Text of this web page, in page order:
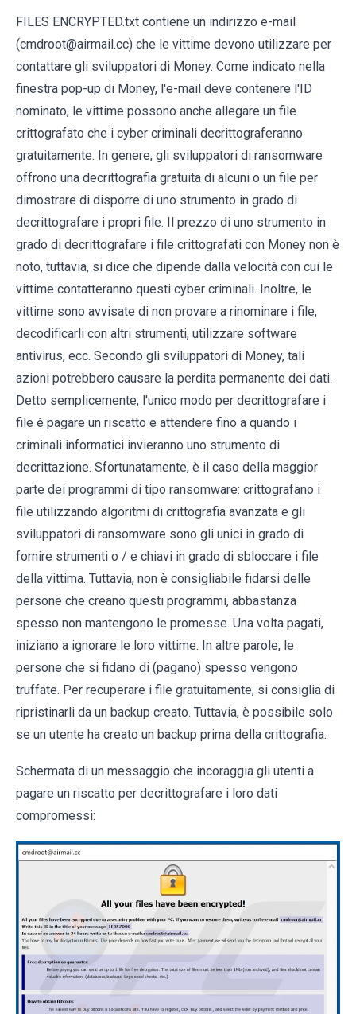
FILES ENCRYPTED.txt contiene un indirizzo e-mail
(cmdroot@airmail.cc) che le vittime devono utilizzare per
contattare gli sviluppatori di Money. Come indicato nella
finestra pop-up di Money, l'e-mail deve contenere l'ID
nominato, le vittime possono anche allegare un file
crittografato che i cyber criminali decrittograferanno
gratuitamente. In genere, gli sviluppatori di ransomware
offrono una decrittografia gratuita di alcuni o un file per
dimostrare di disporre di uno strumento in grado di
decrittografare i propri file. Il prezzo di uno strumento in
grado di decrittografare i file crittografati con Money non è
noto, tuttavia, si dice che dipende dalla velocità con cui le
vittime contatteranno questi cyber criminali. Inoltre, le
vittime sono avvisate di non provare a rinominare i file,
decodificarli con altri strumenti, utilizzare software
antivirus, ecc. Secondo gli sviluppatori di Money, tali
azioni potrebbero causare la perdita permanente dei dati.
Detto semplicemente, l'unico modo per decrittografare i
file è pagare un riscatto e attendere fino a quando i
criminali informatici invieranno uno strumento di
decrittazione. Sfortunatamente, è il caso della maggior
parte dei programmi di tipo ransomware: crittografano i
file utilizzando algoritmi di crittografia avanzata e gli
sviluppatori di ransomware sono gli unici in grado di
fornire strumenti o / e chiavi in ​​grado di sbloccare i file
della vittima. Tuttavia, non è consigliabile fidarsi delle
persone che creano questi programmi, abbastanza
spesso non mantengono le promesse. Una volta pagati,
iniziano a ignorare le loro vittime. In altre parole, le
persone che si fidano di (pagano) spesso vengono
truffate. Per recuperare i file gratuitamente, si consiglia di
ripristinarli da un backup creato. Tuttavia, è possibile solo
se un utente ha creato un backup prima della crittografia.
Schermata di un messaggio che incoraggia gli utenti a
pagare un riscatto per decrittografare i loro dati
compromessi: